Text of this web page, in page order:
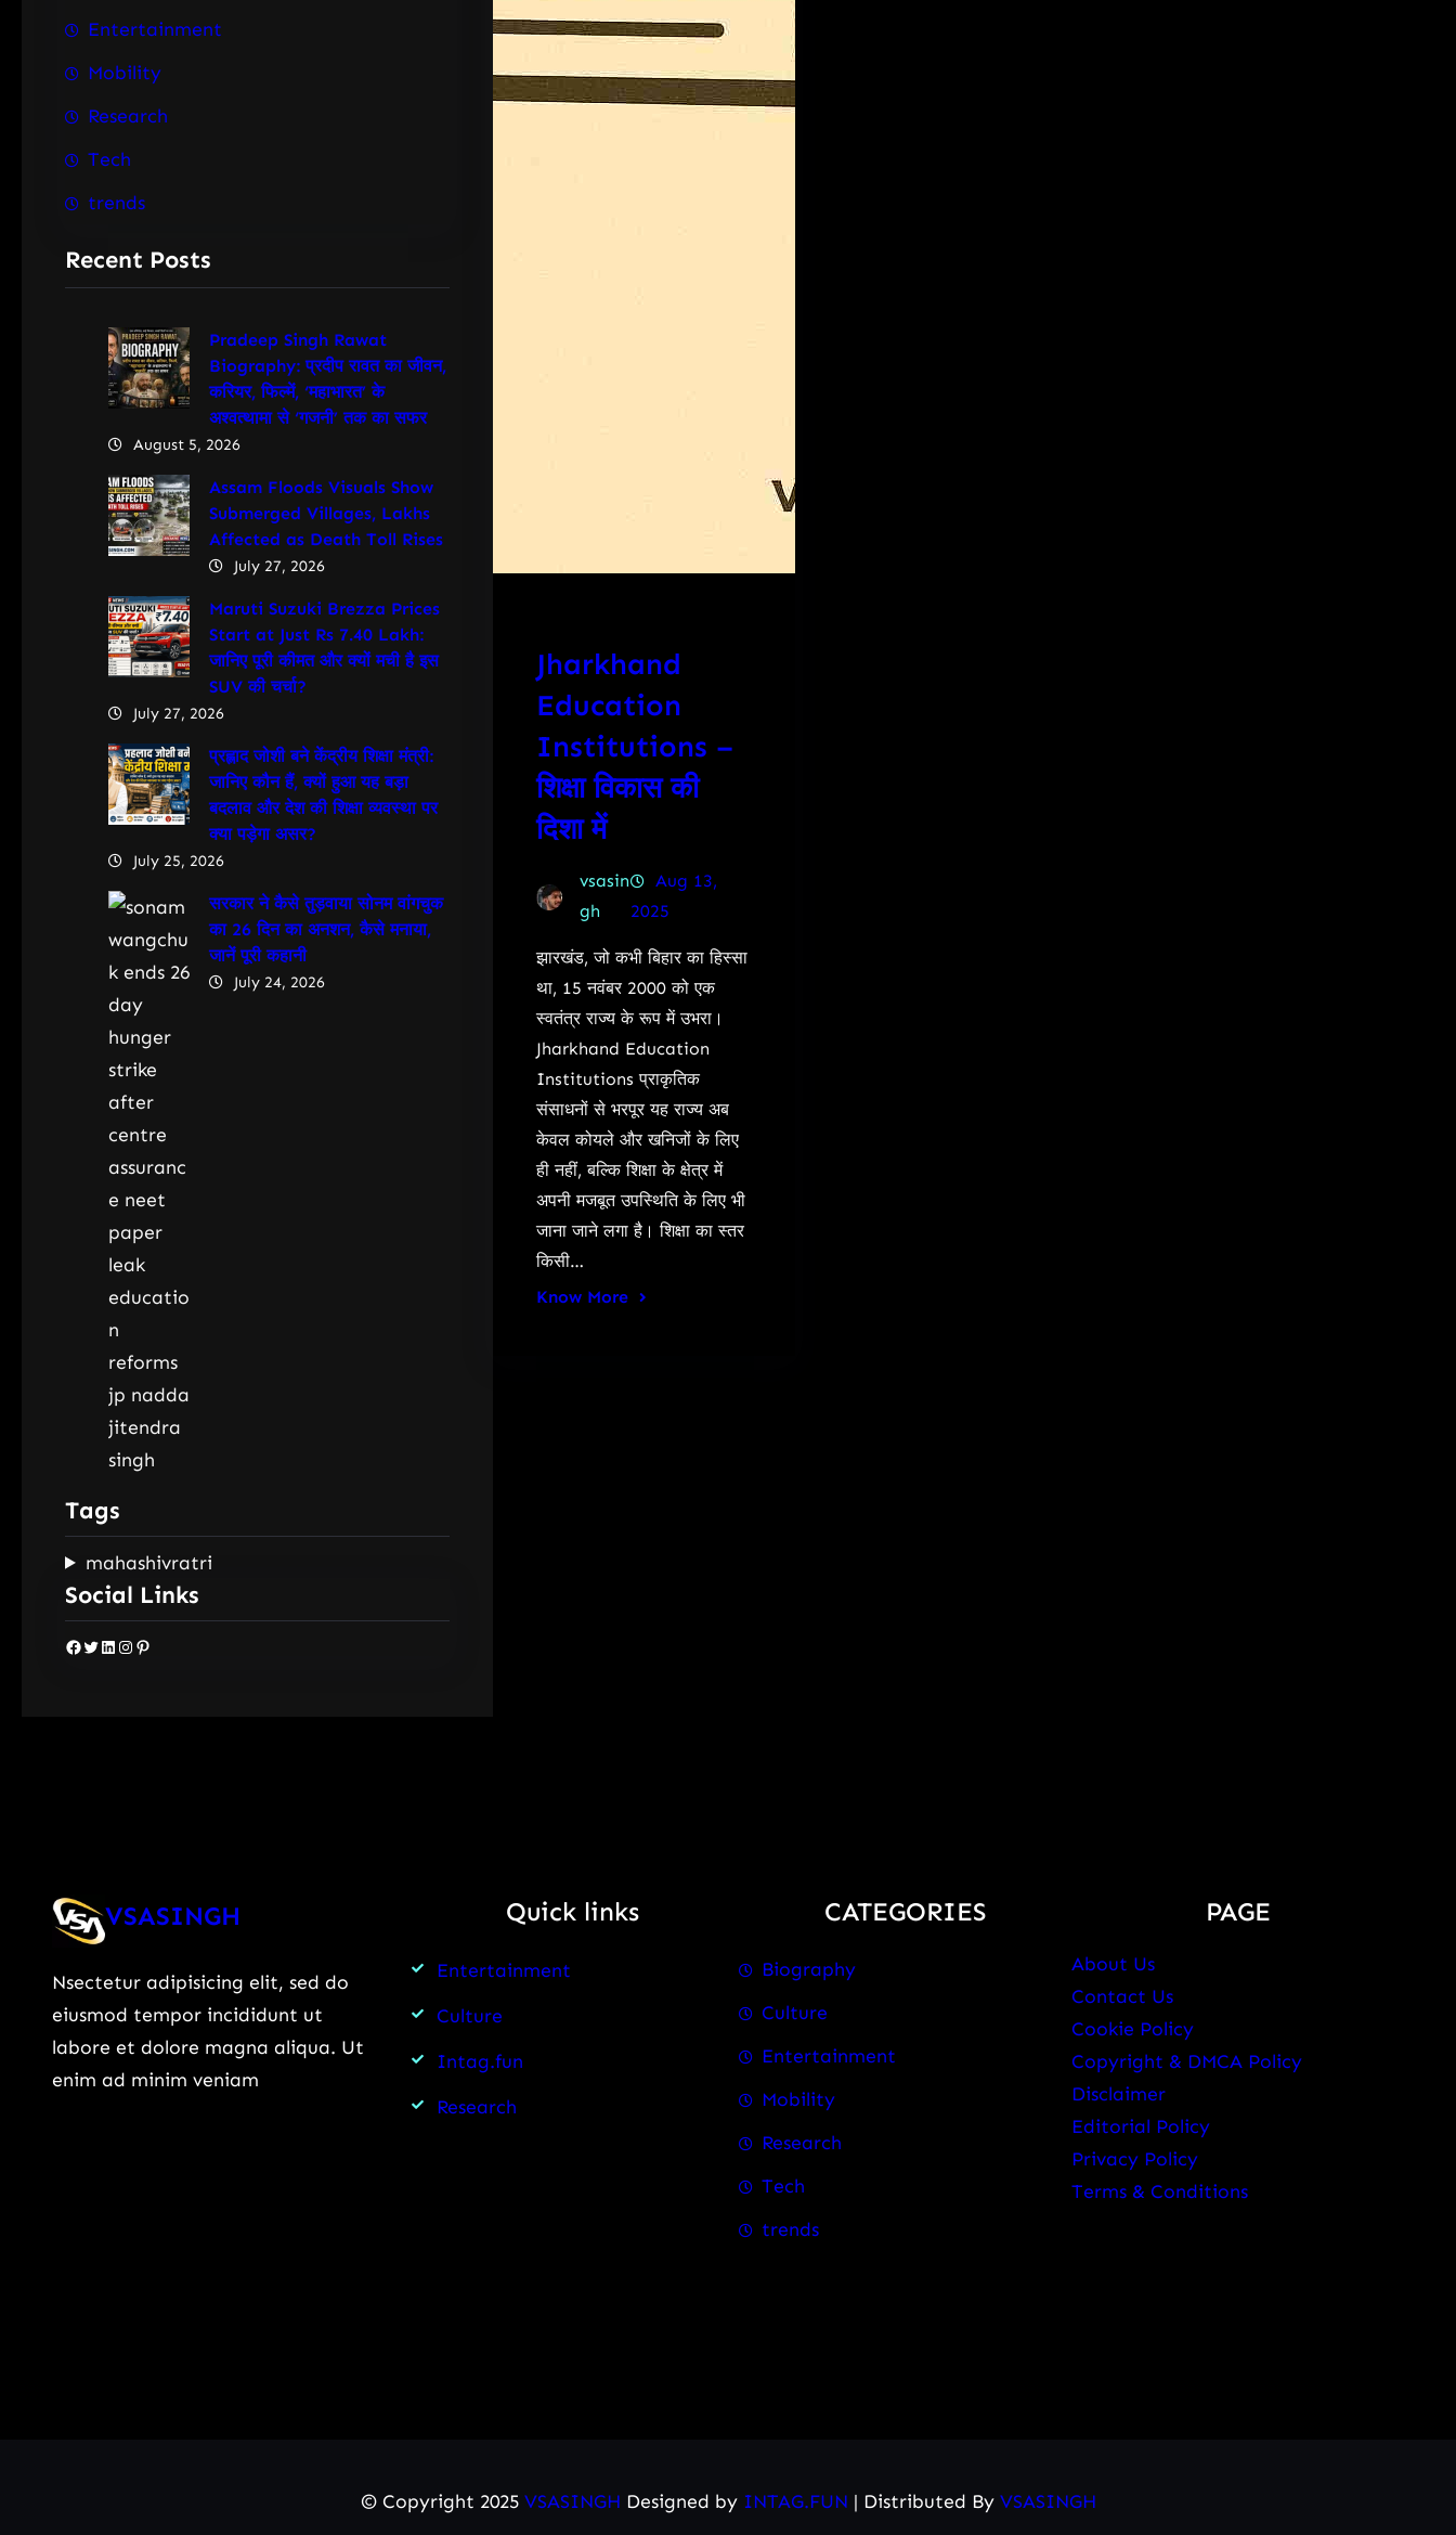
Entertainment
Mobility
Research
Tech
trends
Recent Posts
Pradeep Singh Rawat
Biography: प्रदीप रावत का जीवन,
करियर, फिल्में, ‘महाभारत’ के
अश्वत्थामा से ‘गजनी’ तक का सफर
August 5, 2026
Assam Floods Visuals Show
Submerged Villages, Lakhs
Affected as Death Toll Rises
July 27, 2026
Maruti Suzuki Brezza Prices
Start at Just Rs 7.40 Lakh:
जानिए पूरी कीमत और क्यों मची है इस
SUV की चर्चा?
July 27, 2026
प्रह्लाद जोशी बने केंद्रीय शिक्षा मंत्री:
जानिए कौन हैं, क्यों हुआ यह बड़ा
बदलाव और देश की शिक्षा व्यवस्था पर
क्या पड़ेगा असर?
July 25, 2026
सरकार ने कैसे तुड़वाया सोनम वांगचुक
का 26 दिन का अनशन, कैसे मनाया,
जानें पूरी कहानी
July 24, 2026
Tags
mahashivratri
Social Links
Facebook Twitter LinkedIn Instagram Pinterest
Jharkhand
Education
Institutions –
शिक्षा विकास की
दिशा में
vsasin
gh
Aug 13,
2025
झारखंड, जो कभी बिहार का हिस्सा
था, 15 नवंबर 2000 को एक
स्वतंत्र राज्य के रूप में उभरा।
Jharkhand Education
Institutions प्राकृतिक
संसाधनों से भरपूर यह राज्य अब
केवल कोयले और खनिजों के लिए
ही नहीं, बल्कि शिक्षा के क्षेत्र में
अपनी मजबूत उपस्थिति के लिए भी
जाना जाने लगा है। शिक्षा का स्तर
किसी…
Know More
VSASINGH
Nsectetur adipisicing elit, sed do
eiusmod tempor incididunt ut
labore et dolore magna aliqua. Ut
enim ad minim veniam
Quick links
Entertainment
Culture
Intag.fun
Research
CATEGORIES
Biography
Culture
Entertainment
Mobility
Research
Tech
trends
PAGE
About Us
Contact Us
Cookie Policy
Copyright & DMCA Policy
Disclaimer
Editorial Policy
Privacy Policy
Terms & Conditions
© Copyright 2025 VSASINGH Designed by INTAG.FUN | Distributed By VSASINGH